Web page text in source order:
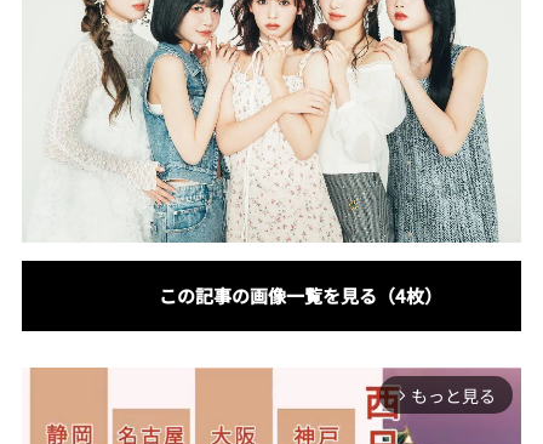
この記事の画像一覧を見る（4枚）
arrow_forward_ios もっと見る